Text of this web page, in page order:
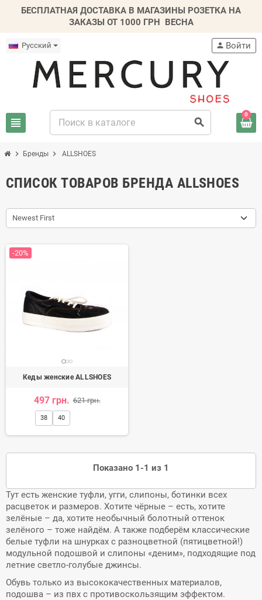
БЕСПЛАТНАЯ ДОСТАВКА В МАГАЗИНЫ РОЗЕТКА НА
ЗАКАЗЫ ОТ 1000 ГРН ВЕСНА
Русский
view_headline search
person Войти
0
chevron_right Бренды chevron_right ALLSHOES
СПИСОК ТОВАРОВ БРЕНДА ALLSHOES
Newest First
-20%
Кеды женские ALLSHOES
497 грн. 621 грн.
38 40
Показано 1-1 из 1
Тут есть женские туфли, угги, слипоны, ботинки всех
расцветок и размеров. Хотите чёрные – есть, хотите
зелёные – да, хотите необычный болотный оттенок
зелёного – тоже найдём. А также подберём классические
белые туфли на шнурках с разноцветной (пятицветной!)
модульной подошвой и слипоны «деним», подходящие под
летние светло-голубые джинсы.
Обувь только из высококачественных материалов,
подошва – из пвх с противоскользящим эффектом.